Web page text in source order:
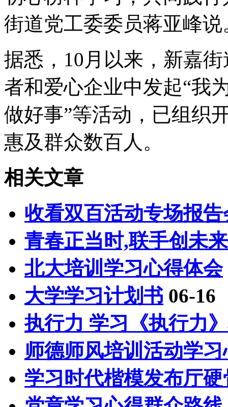
街道党工委委员蒋亚峰说
据悉，10月以来，新嘉
者和爱心企业中发起“我
做好事”等活动，已组织
惠及群众数百人。
相关文章
收看双百活动专场报
青春正当时,联手创未
北大培训学习心得体会
大学学习计划书 06-16
执行力 学习《执行力
师德师风培训活动学
学习时代楷模发布厅